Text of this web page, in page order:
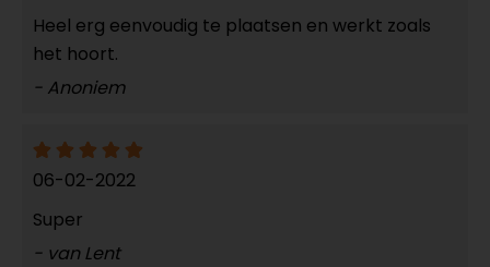
Heel erg eenvoudig te plaatsen en werkt zoals
het hoort.
- Anoniem
06-02-2022
Super
- van Lent